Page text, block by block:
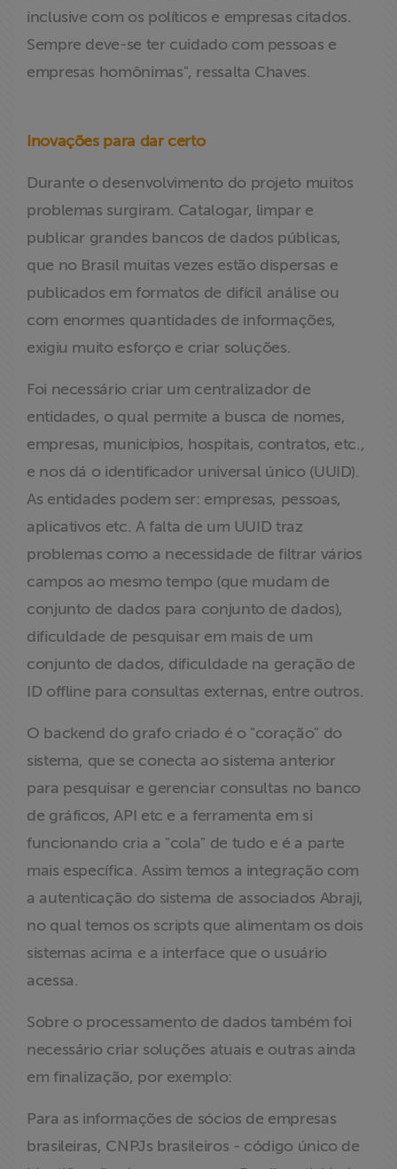
inclusive com os políticos e empresas citados.
Sempre deve-se ter cuidado com pessoas e
empresas homônimas", ressalta Chaves.
Inovações para dar certo
Durante o desenvolvimento do projeto muitos
problemas surgiram. Catalogar, limpar e
publicar grandes bancos de dados públicas,
que no Brasil muitas vezes estão dispersas e
publicados em formatos de difícil análise ou
com enormes quantidades de informações,
exigiu muito esforço e criar soluções.
Foi necessário criar um centralizador de
entidades, o qual permite a busca de nomes,
empresas, municípios, hospitais, contratos, etc.,
e nos dá o identificador universal único (UUID).
As entidades podem ser: empresas, pessoas,
aplicativos etc. A falta de um UUID traz
problemas como a necessidade de filtrar vários
campos ao mesmo tempo (que mudam de
conjunto de dados para conjunto de dados),
dificuldade de pesquisar em mais de um
conjunto de dados, dificuldade na geração de
ID offline para consultas externas, entre outros.
O backend do grafo criado é o "coração" do
sistema, que se conecta ao sistema anterior
para pesquisar e gerenciar consultas no banco
de gráficos, API etc e a ferramenta em si
funcionando cria a "cola" de tudo e é a parte
mais específica. Assim temos a integração com
a autenticação do sistema de associados Abraji,
no qual temos os scripts que alimentam os dois
sistemas acima e a interface que o usuário
acessa.
Sobre o processamento de dados também foi
necessário criar soluções atuais e outras ainda
em finalização, por exemplo:
Para as informações de sócios de empresas
brasileiras, CNPJs brasileiros - código único de